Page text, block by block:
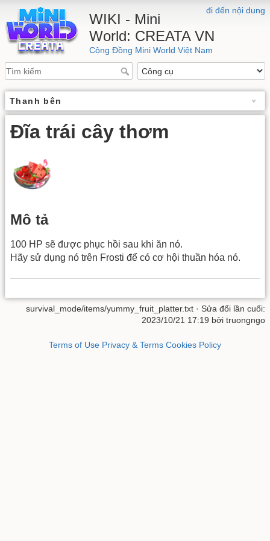
đi đến nội dung
WIKI - Mini
World: CREATA VN
Cộng Đồng Mini World Việt Nam
Thanh bên
Đĩa trái cây thơm
Mô tả
100 HP sẽ được phục hồi sau khi ăn nó.
Hãy sử dụng nó trên Frosti để có cơ hội thuần hóa nó.
survival_mode/items/yummy_fruit_platter.txt · Sửa đổi lần cuối:
2023/10/21 17:19 bởi truongngo
Terms of Use Privacy & Terms Cookies Policy